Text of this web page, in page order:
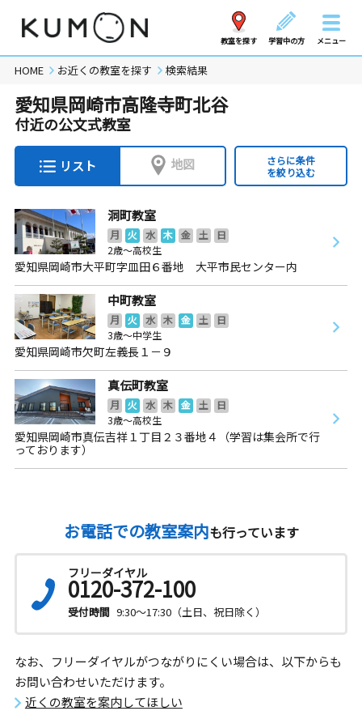
教室を探す 学習中の方 メニュー
HOME お近くの教室を探す 検索結果
愛知県岡崎市高隆寺町北谷
付近の公文式教室
リスト 地図
さらに条件
を絞り込む
洞町教室
月 火 水 木 金 土
日
2歳～高校生
愛知県岡崎市大平町字皿田６番地 大平市民センター内
中町教室
月 火 水 木 金 土
日
3歳～中学生
愛知県岡崎市欠町左義長１－９
真伝町教室
月 火 水 木 金 土
日
3歳～高校生
愛知県岡崎市真伝吉祥１丁目２３番地４（学習は集会所で行
っております）
お電話での教室案内も行っています
フリーダイヤル
0120-372-100
受付時間 9:30～17:30（土日、祝日除く）
なお、フリーダイヤルがつながりにくい場合は、以下からも
お問い合わせいただけます。
近くの教室を案内してほしい